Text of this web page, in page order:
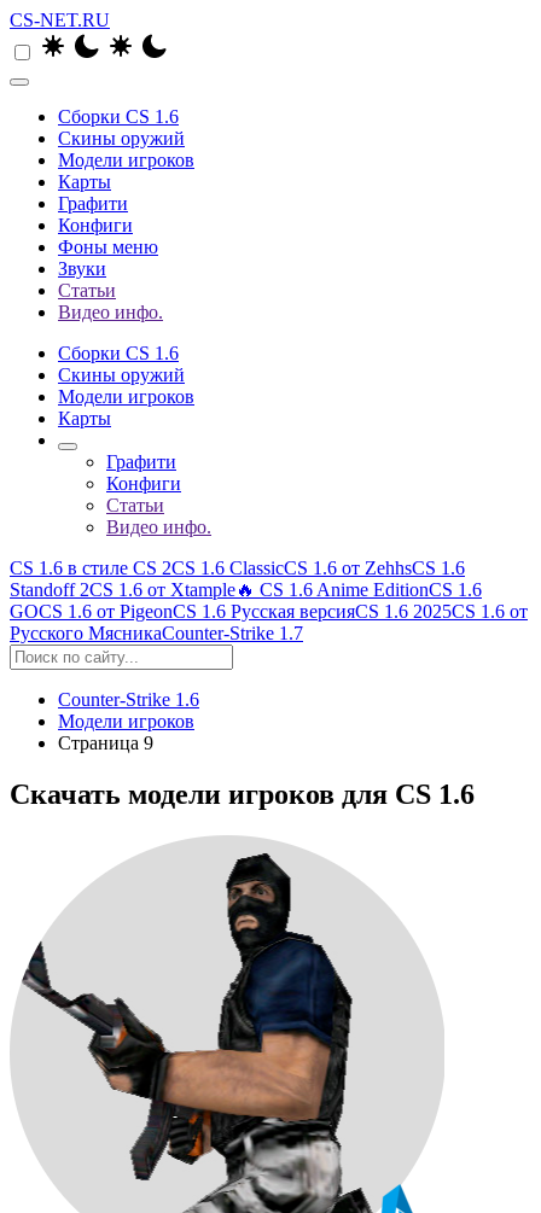
CS-NET.RU
Сборки CS 1.6
Скины оружий
Модели игроков
Карты
Графити
Конфиги
Фоны меню
Звуки
Статьи
Видео инфо.
Сборки CS 1.6
Скины оружий
Модели игроков
Карты
Графити
Конфиги
Статьи
Видео инфо.
CS 1.6 в стиле CS 2CS 1.6 ClassicCS 1.6 от ZehhsCS 1.6
Standoff 2CS 1.6 от Xtample🔥 CS 1.6 Anime EditionCS 1.6
GOCS 1.6 от PigeonCS 1.6 Русская версияCS 1.6 2025CS 1.6 от
Русского МясникаCounter-Strike 1.7
Counter-Strike 1.6
Модели игроков
Страница 9
Скачать модели игроков для CS 1.6